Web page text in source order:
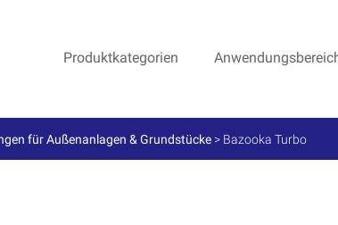
Produktkategorien
für Außenanlagen & Grundstücke > Bazooka Turbo